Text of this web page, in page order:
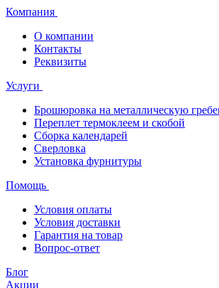
Компания
О компании
Контакты
Реквизиты
Услуги
Брошюровка на металлическую
Переплет термоклеем и скобой
Сборка календарей
Сверловка
Установка фурнитуры
Помощь
Условия оплаты
Условия доставки
Гарантия на товар
Вопрос-ответ
Блог
Акции